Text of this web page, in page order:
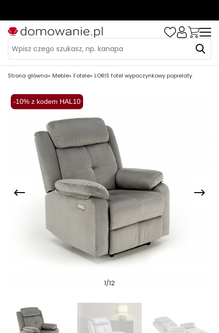
Strona główna Meble Fotele LORIS fotel wypoczynkowy popielaty
-10% z kodem HAL10
1/12